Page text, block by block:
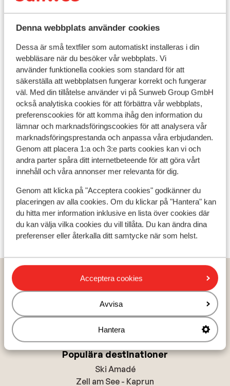
Denna webbplats använder cookies
Dessa är små textfiler som automatiskt installeras i din
webbläsare när du besöker vår webbplats. Vi
använder funktionella cookies som standard för att
säkerställa att webbplatsen fungerar korrekt och fungerar
väl. Med din tillåtelse använder vi på Sunweb Group GmbH
också analytiska cookies för att förbättra vår webbplats,
preferenscookies för att komma ihåg den information du
lämnar och marknadsföringscookies för att analysera vår
marknadsföringsprestanda och anpassa våra erbjudanden.
Genom att placera 1:a och 3:e parts cookies kan vi och
andra parter spåra ditt internetbeteende för att göra vårt
innehåll och våra annonser mer relevanta för dig.
Genom att klicka på "Acceptera cookies" godkänner du
placeringen av alla cookies. Om du klickar på "Hantera" kan
du hitta mer information inklusive en lista över cookies där
du kan välja vilka cookies du vill tillåta. Du kan ändra dina
preferenser eller återkalla ditt samtycke när som helst.
Acceptera cookies
Avvisa
Hantera
Résidence MMV Les Terrasses
d'Isola
Isola 2000 Isola 2000 Frankrike
Centralt läge 200 meter från backar och skidlift
Moderna lägenheter
Butiker i närheten
Lör 3 Apr. - Lör 10 Apr.
Inga måltider 2person
pris per person från
5 686:-
Visa
Andra boenden i Isola 2000
Résidence MMV Les Terrasses d'Isola
Populära länder
Österrike
Frankrike
Andorra
Populära destinationer
Ski Amadé
Zell am See - Kaprun